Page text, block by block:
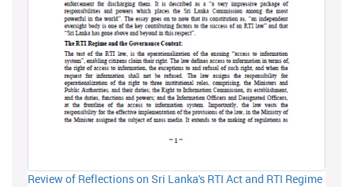
Review of Reflections on Sri Lanka's RTI Act and RTI Regime